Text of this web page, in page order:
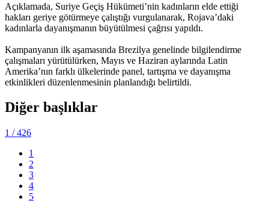
Açıklamada, Suriye Geçiş Hükümeti’nin kadınların elde ettiği
hakları geriye götürmeye çalıştığı vurgulanarak, Rojava’daki
kadınlarla dayanışmanın büyütülmesi çağrısı yapıldı.
Kampanyanın ilk aşamasında Brezilya genelinde bilgilendirme
çalışmaları yürütülürken, Mayıs ve Haziran aylarında Latin
Amerika’nın farklı ülkelerinde panel, tartışma ve dayanışma
etkinlikleri düzenlenmesinin planlandığı belirtildi.
Diğer başlıklar
1 / 426
1
2
3
4
5